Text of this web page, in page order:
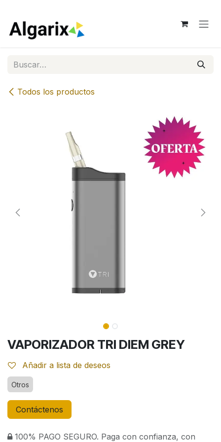
Todos los productos
VAPORIZADOR TRI DIEM GREY
Añadir a lista de deseos
Otros
Contáctenos
100% PAGO SEGURO. Paga con confianza, con